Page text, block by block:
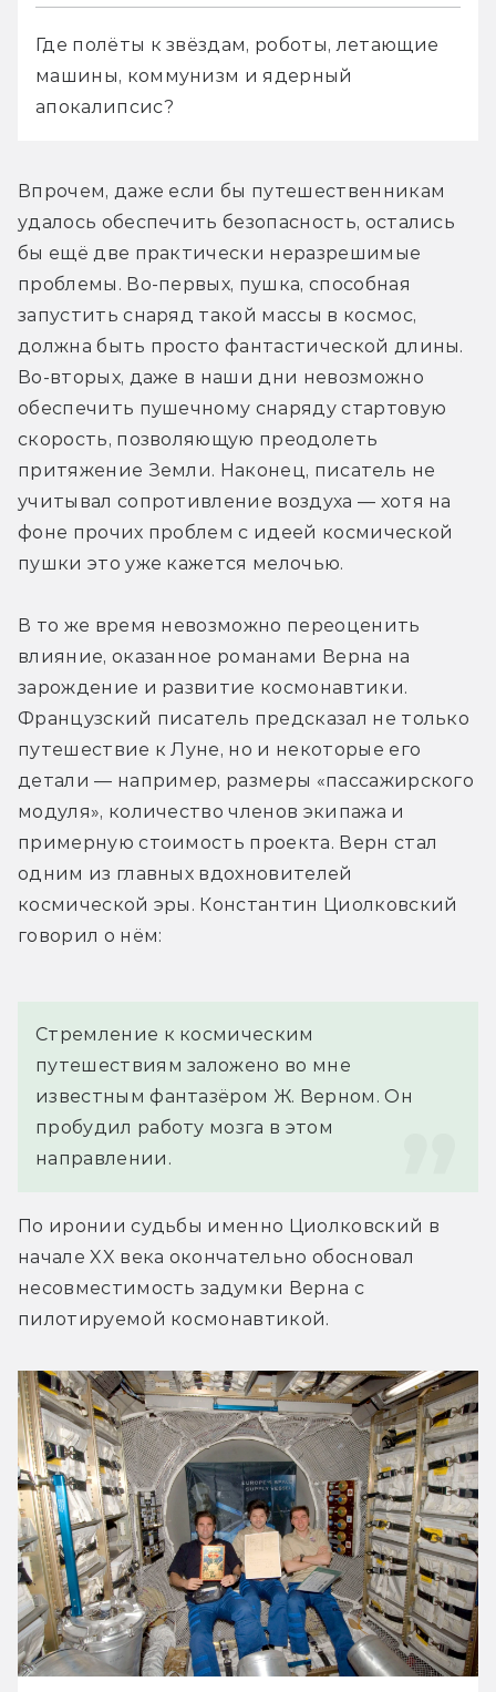
Где полёты к звёздам, роботы, летающие
машины, коммунизм и ядерный
апокалипсис?
Впрочем, даже если бы путешественникам
удалось обеспечить безопасность, остались
бы ещё две практически неразрешимые
проблемы. Во-первых, пушка, способная
запустить снаряд такой массы в космос,
должна быть просто фантастической длины.
Во-вторых, даже в наши дни невозможно
обеспечить пушечному снаряду стартовую
скорость, позволяющую преодолеть
притяжение Земли. Наконец, писатель не
учитывал сопротивление воздуха — хотя на
фоне прочих проблем с идеей космической
пушки это уже кажется мелочью.
В то же время невозможно переоценить
влияние, оказанное романами Верна на
зарождение и развитие космонавтики.
Французский писатель предсказал не только
путешествие к Луне, но и некоторые его
детали — например, размеры «пассажирского
модуля», количество членов экипажа и
примерную стоимость проекта. Верн стал
одним из главных вдохновителей
космической эры. Константин Циолковский
говорил о нём:
Стремление к космическим
путешествиям заложено во мне
известным фантазёром Ж. Верном. Он
пробудил работу мозга в этом
направлении.
По иронии судьбы именно Циолковский в
начале XX века окончательно обосновал
несовместимость задумки Верна с
пилотируемой космонавтикой.